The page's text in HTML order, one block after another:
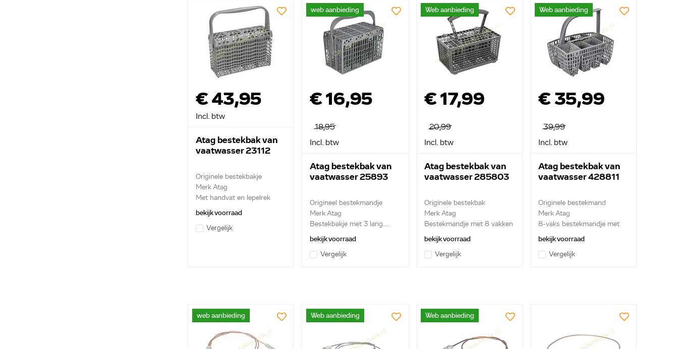
€ 43,95
Incl. btw
Atag bestekbak van
vaatwasser 23112
Originele bestekbakje
Merk Atag
Met handvat en lepelrek
bekijk voorraad
Vergelijk
web aanbieding
€ 16,95
18,95
Incl. btw
Atag bestekbak van
vaatwasser 25893
Origineel bestekmandje
Merk Atag
Bestekbakje met 3 lang...
bekijk voorraad
Vergelijk
Web aanbieding
€ 17,99
20,99
Incl. btw
Atag bestekbak van
vaatwasser 285803
Originele bestekbak
Merk Atag
Bestekmandje met 8 vakken
en...
bekijk voorraad
Vergelijk
Web aanbieding
€ 35,99
39,99
Incl. btw
Atag bestekbak van
vaatwasser 428811
Originele bestekmand
Merk Atag
8-vaks bestekmandje met
gre...
bekijk voorraad
Vergelijk
web aanbieding Web aanbieding Web aanbieding